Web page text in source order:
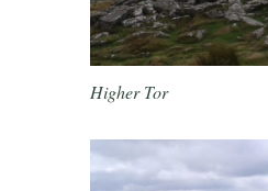
Higher Tor